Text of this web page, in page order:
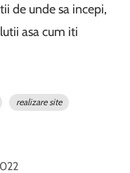
de unde sa incepi,
asa cum iti
realizare site